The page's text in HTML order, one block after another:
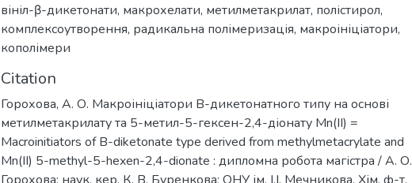
вініл-β-дикетонати, макрохелати, метилметакрилат, полістирол,
комплексоутворення, радикальна полімеризація, макроініціатори,
кополімери
Citation
Горохова, А. О. Макроініціатори B-дикетонатного типу на основі
метилметакрилату та 5-метил-5-гексен-2,4-діонату Mn(II) =
Macroinitiators of B-diketonate type derived from methylmetacrylate and
Mn(II) 5-methyl-5-hexen-2,4-dionate : дипломна робота магістра / А. О.